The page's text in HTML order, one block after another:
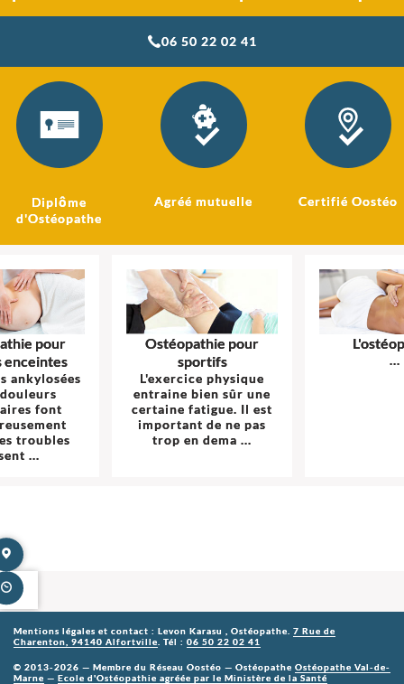
06 50 22 02 41
Diplôme
d'Ostéopathe
Agréé mutuelle Certifié Oostéo
pour
enceintes
ankylosées
font
troubles
...
Ostéopathie pour
sportifs
L'exercice physique
entraine bien sûr une
certaine fatigue. Il est
important de ne pas
trop en dema ...
...
Mentions légales et contact : Levon Karasu , Ostéopathe. 7 Rue de
Charenton, 94140 Alfortville . Tél : 06 50 22 02 41
© 2013-2026 — Membre du Réseau Oostéo — Ostéopathe Ostéopathe Val-de-
Marne — Ecole d'Ostéopathie agréée par le Ministère de la Santé